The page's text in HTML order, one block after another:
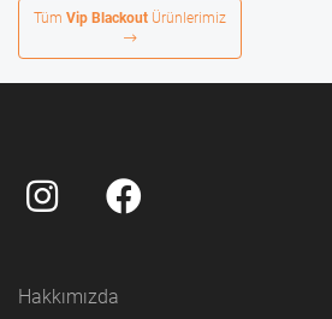
Tüm Vip Blackout Ürünlerimiz
Hakkımızda